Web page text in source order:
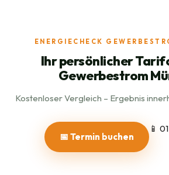
ENERGIECHECK
Ihr persönlicher
Gewerbestrom
Kostenloser Vergleich – Ergebnis
📅 Termin buchen
📱